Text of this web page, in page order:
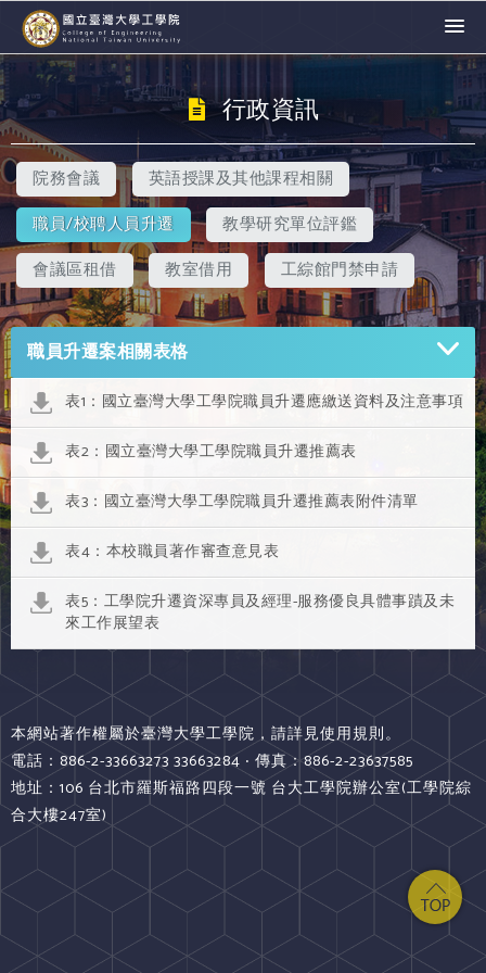
行政資訊
院務會議
英語授課及其他課程相關
職員/校聘人員升遷
教學研究單位評鑑
會議區租借
教室借用 工綜館門禁申請
職員升遷案相關表格
表1：國立臺灣大學工學院職員升遷應繳送資料及注意事項
表2：國立臺灣大學工學院職員升遷推薦表
表3：國立臺灣大學工學院職員升遷推薦表附件清單
表4：本校職員著作審查意見表
表5：工學院升遷資深專員及經理-服務優良具體事蹟及未
來工作展望表
本網站著作權屬於臺灣大學工學院，請詳見使用規則。
電話：886-2-33663273 33663284 ‧ 傳真：886-2-23637585
地址：106 台北市羅斯福路四段一號 台大工學院辦公室(工學院綜
合大樓247室)